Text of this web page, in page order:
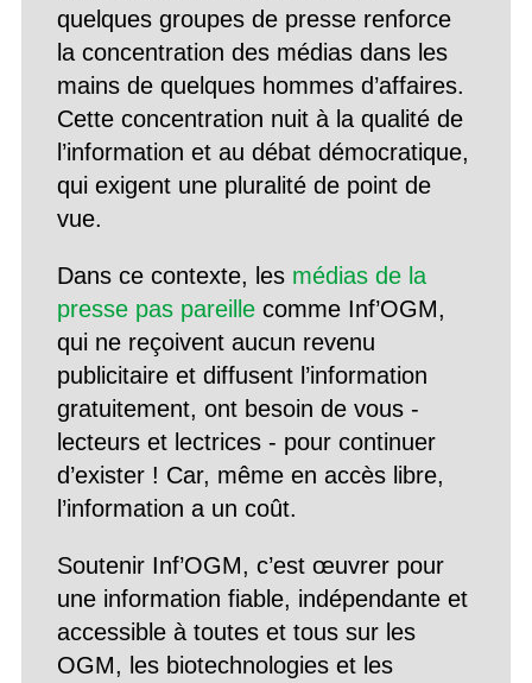
quelques groupes de presse renforce
la concentration des médias dans les
mains de quelques hommes d’affaires.
Cette concentration nuit à la qualité de
l’information et au débat démocratique,
qui exigent une pluralité de point de
vue.
Dans ce contexte, les médias de la
presse pas pareillecomme Inf’OGM,
qui ne reçoivent aucun revenu
publicitaire et diffusent l’information
gratuitement, ont besoin de vous -
lecteurs et lectrices - pour continuer
d’exister ! Car, même en accès libre,
l’information a un coût.
Soutenir Inf’OGM, c’est œuvrer pour
une information fiable, indépendante et
accessible à toutes et tous sur les
OGM, les biotechnologies et les